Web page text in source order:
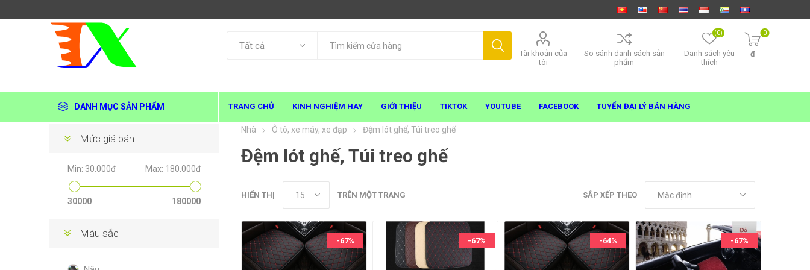
Tài khoản của
tôi
So sánh danh sách sản
phẩm
Danh sách yêu
thích
(0) 0
đ
DANH MỤC SẢN PHẨM TRANG CHỦ KINH NGHIỆM HAY GIỚI THIỆU TIKTOK YOUTUBE FACEBOOK TUYỂN ĐẠI LÝ BÁN HÀNG
Nhà Ô tô, xe máy, xe đạp Đệm lót ghế, Túi treo ghế
Đệm lót ghế, Túi treo ghế
SẮP XẾP THEO
HIỂN THỊ TRÊN MỘT TRANG
-67% -67% -64% -67%
Mức giá bán
Min: 30.000đ Max: 180.000đ
30000 180000
Màu sắc